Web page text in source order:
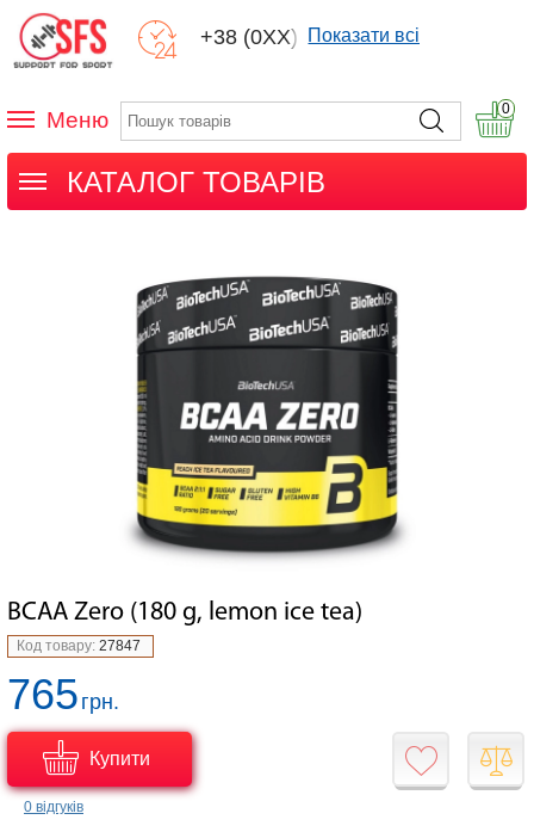
+38 (0XX) XXXПоказати всі
Меню 0
КАТАЛОГ ТОВАРІВ
BCAA Zero (180 g, lemon ice tea)
Код товару: 27847
765грн.
Купити
0 відгуків